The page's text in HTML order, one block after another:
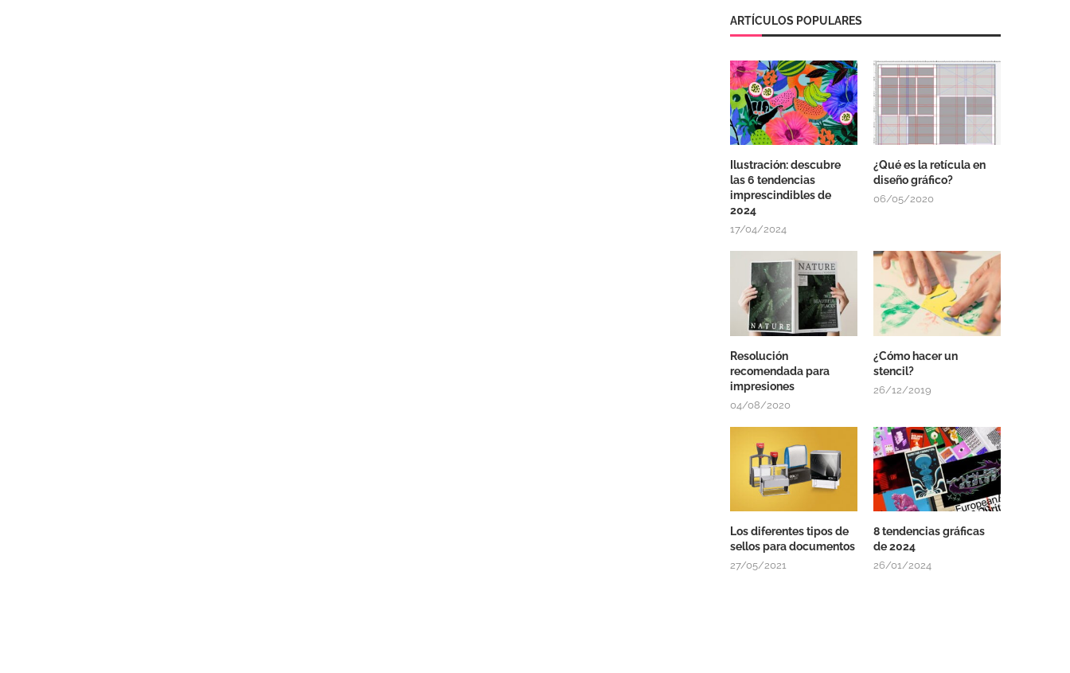
ARTÍCULOS POPULARES
Ilustración: descubre
las 6 tendencias
imprescindibles de
2024
17/04/2024
¿Qué es la retícula en
diseño gráfico?
06/05/2020
Resolución
recomendada para
impresiones
04/08/2020
¿Cómo hacer un
stencil?
26/12/2019
Los diferentes tipos de
sellos para documentos
27/05/2021
8 tendencias gráficas
de 2024
26/01/2024